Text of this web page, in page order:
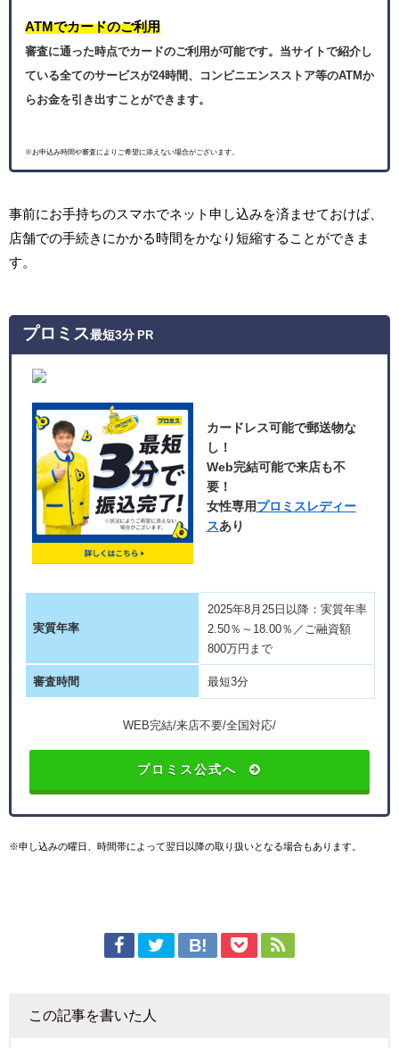
ATMでカードのご利用
審査に通った時点でカードのご利用が可能です。当サイトで紹介し
ている全てのサービスが24時間、コンビニエンスストア等のATMか
らお金を引き出すことができます。
※お申込み時間や審査によりご希望に添えない場合がございます。
事前にお手持ちのスマホでネット申し込みを済ませておけば、
店舗での手続きにかかる時間をかなり短縮することができま
す。
プロミス最短3分 PR
カードレス可能で郵送物な
し！
Web完結可能で来店も不
要！
女性専用 プロミスレディー
ス あり
実質年率
2025年8月25日以降：実質年率
2.50％～18.00％／ご融資額
800万円まで
審査時間 最短3分
WEB完結/来店不要/全国対応/
プロミス公式へ
※申し込みの曜日、時間帯によって翌日以降の取り扱いとなる場合もあります。
この記事を書いた人